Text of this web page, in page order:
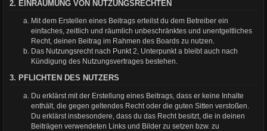
2. EINRÄUMUNG VON NUTZUNGSRECHTEN
Mit dem Erstellen eines Beitrags erteilst du dem Betreiber ein
einfaches, zeitlich und räumlich unbeschränktes und unentgeltliches
Recht, deinen Beitrag im Rahmen des Boards zu nutzen.
Das Nutzungsrecht nach Punkt 2, Unterpunkt a bleibt auch nach
Kündigung des Nutzungsvertrages bestehen.
3. PFLICHTEN DES NUTZERS
Du erklärst mit der Erstellung eines Beitrags, dass er keine Inhalte
enthält, die gegen geltendes Recht oder die guten Sitten verstoßen.
Du erklärst insbesondere, dass du das Recht besitzt, die in deinen
Beiträgen verwendeten Links und Bilder zu setzen bzw. zu